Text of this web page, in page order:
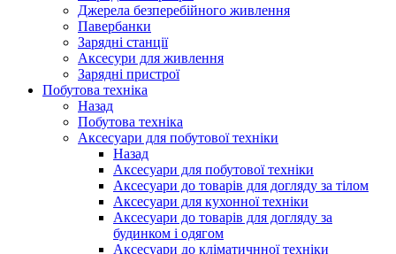
Джерела безперебійного живлення
Павербанки
Зарядні станції
Аксесури для живлення
Зарядні пристрої
Побутова техніка
Назад
Побутова техніка
Аксесуари для побутової техніки
Назад
Аксесуари для побутової техніки
Аксесуари до товарів для догляду за тілом
Аксесуари для кухонної техніки
Аксесуари до товарів для догляду за
будинком і одягом
Аксесуари до кліматичнної техніки